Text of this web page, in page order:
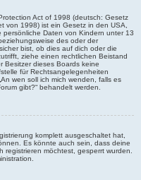
Act of 1998 (deutsch: Gesetz
von 1998) ist ein Gesetz in den USA,
persönliche Daten von Kindern unter 13
des oder der
bist, ob dies auf dich oder die
ziehe einen rechtlichen Beistand
Besitzer dieses Boards keine
für Rechtsangelegenheiten
wen soll ich mich wenden, falls es
gibt?“ behandelt werden.
komplett ausgeschaltet hat,
Es könnte auch sein, dass deine
möchtest, gesperrt wurden.